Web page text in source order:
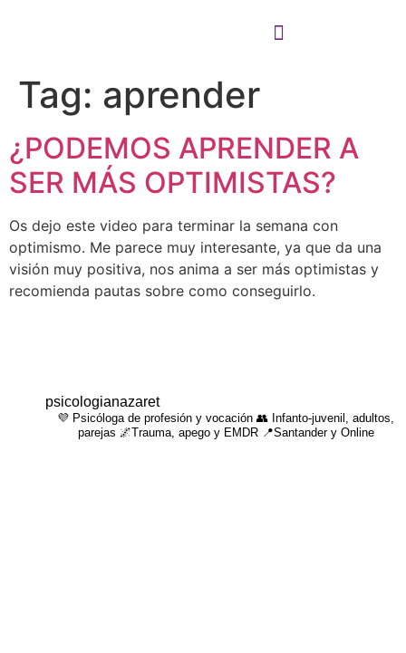
Tag: aprender
¿PODEMOS APRENDER A
SER MÁS OPTIMISTAS?
Os dejo este video para terminar la semana con
optimismo. Me parece muy interesante, ya que da una
visión muy positiva, nos anima a ser más optimistas y
recomienda pautas sobre como conseguirlo.
psicologianazaret
💜 Psicóloga de profesión y vocación 👥 Infanto-juvenil, adultos,
parejas 🌌Trauma, apego y EMDR 📍Santander y Online